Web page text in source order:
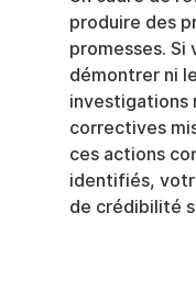
produire des
promesses.
démontrer ni
investigations
correctives
ces actions
identifiés,
de crédibilité